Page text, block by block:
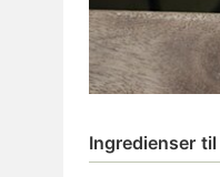
Ingredienser til